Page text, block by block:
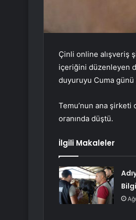
Çinli online alışveriş
içeriğini düzenleyen
duyuruyu Cuma günü
Temu’nun ana şirketi
oranında düştü.
İlgili Makaleler